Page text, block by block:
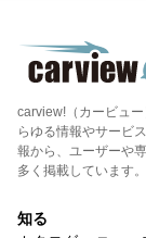
carview!（カービュ
らゆる情報やサービ
報から、ユーザーや
多く掲載しています。
知る